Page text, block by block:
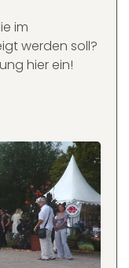
im
werden soll?
hier ein!